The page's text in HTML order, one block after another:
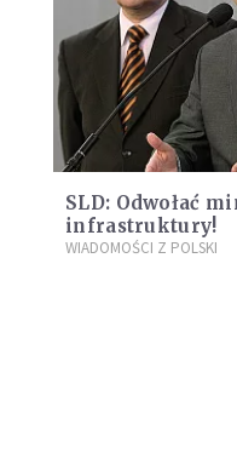
SLD: Odwołać
infrastruktury!
WIADOMOŚCI Z POLSKI